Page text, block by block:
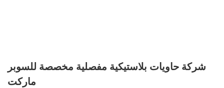
شركة حاويات بلاستيكية مفصلية مخصصة للسوبر
ماركت